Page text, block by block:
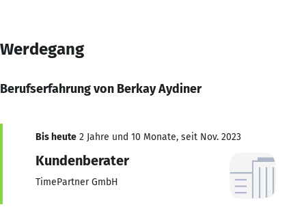
Werdegang
Berufserfahrung von Berkay Aydiner
Bis heute 2 Jahre und 10 Monate, seit Nov. 2023
Kundenberater
TimePartner GmbH